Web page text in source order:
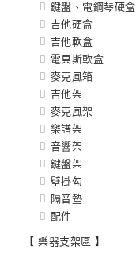
鍵盤、電鋼琴硬盒
吉他硬盒
吉他軟盒
電貝斯軟盒
麥克風箱
吉他架
麥克風架
樂譜架
音響架
鍵盤架
壁掛勾
隔音墊
配件
【 樂器支架區 】